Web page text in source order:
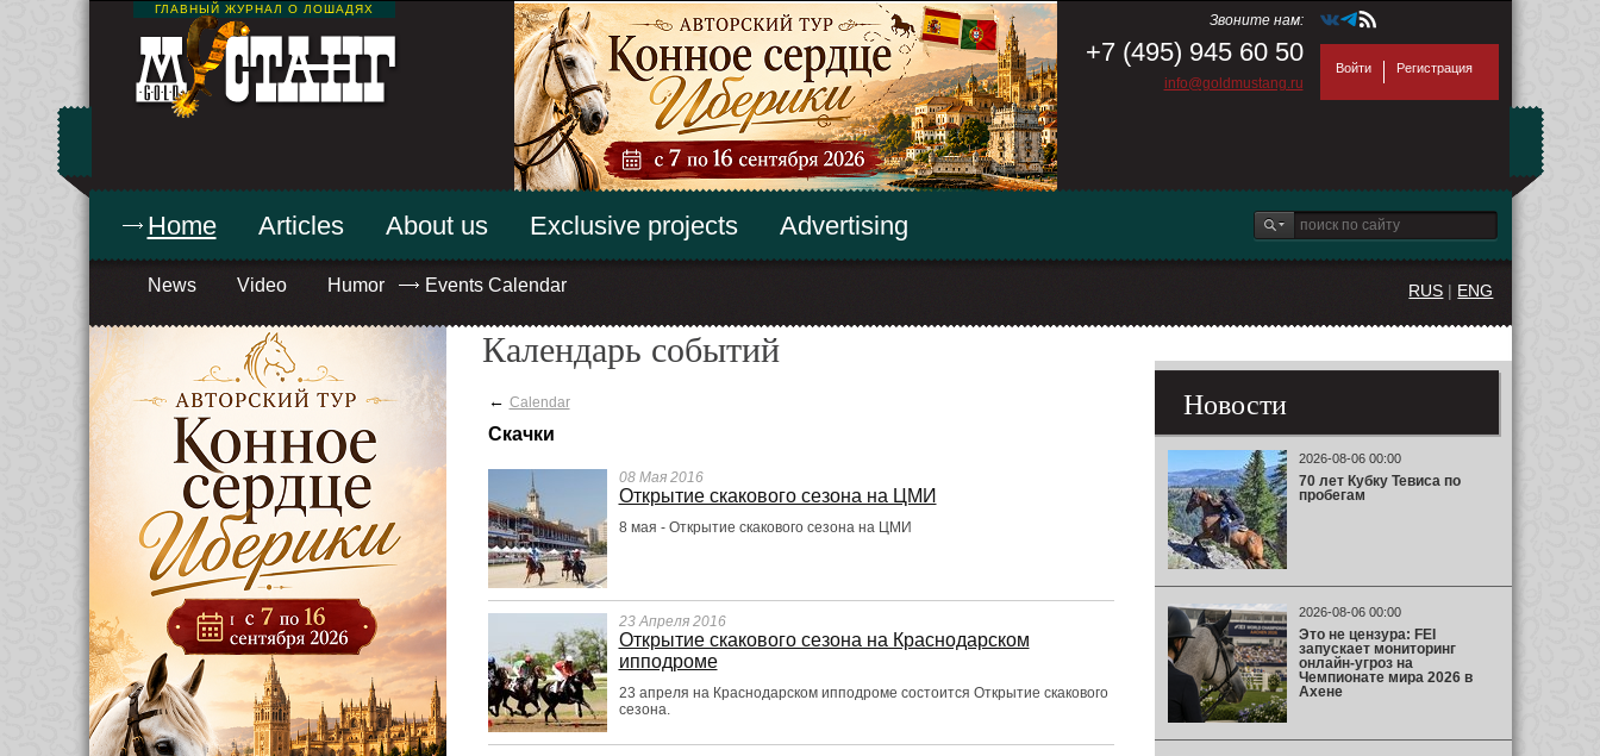
ГЛАВНЫЙ ЖУРНАЛ О ЛОШАДЯХ
Звоните нам:
+7 (495) 945 60 50
info@goldmustang.ru
Войти Регистрация
Home
News Video Humor Events Calendar
Articles About us Exclusive projects Advertising
RUS | ENG
Календарь событий
← Calendar
Скачки
08 Мая 2016
Открытие скакового сезона на ЦМИ
8 мая - Открытие скакового сезона на ЦМИ
23 Апреля 2016
Открытие скакового сезона на Краснодарском
ипподроме
23 апреля на Краснодарском ипподроме состоится Открытие скакового
сезона.
Новости
2026-08-06 00:00
70 лет Кубку Тевиса по
пробегам
2026-08-06 00:00
Это не цензура: FEI
запускает мониторинг
онлайн-угроз на
Чемпионате мира 2026 в
Ахене